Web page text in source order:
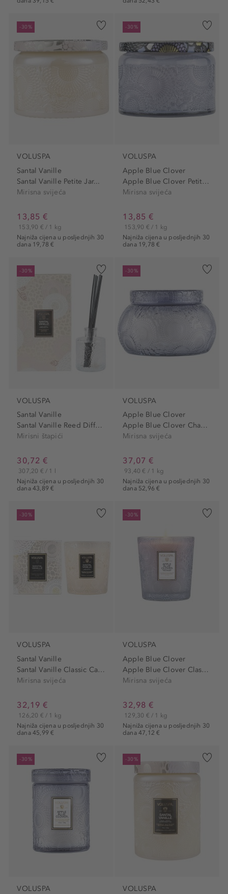
-30%
VOLUSPA
Santal Vanille
Santal Vanille Petite Jar...
Mirisna svijeća
13,85 €
Najniža cijena u posljednjih 30
dana 19,78 €
153,90 € / 1 kg
-30%
VOLUSPA
Apple Blue Clover
Apple Blue Clover Petite...
Mirisna svijeća
13,85 €
Najniža cijena u posljednjih 30
dana 19,78 €
153,90 € / 1 kg
-30%
VOLUSPA
Santal Vanille
Santal Vanille Reed Diffuser
Mirisni štapići
30,72 €
Najniža cijena u posljednjih 30
dana 43,89 €
307,20 € / 1 l
-30%
VOLUSPA
Apple Blue Clover
Apple Blue Clover Chawan...
Mirisna svijeća
37,07 €
Najniža cijena u posljednjih 30
dana 52,96 €
93,40 € / 1 kg
-30%
VOLUSPA
Santal Vanille
Santal Vanille Classic Candle
Mirisna svijeća
32,19 €
Najniža cijena u posljednjih 30
dana 45,99 €
126,20 € / 1 kg
-30%
VOLUSPA
Apple Blue Clover
Apple Blue Clover Classic...
Mirisna svijeća
32,98 €
Najniža cijena u posljednjih 30
dana 47,12 €
129,30 € / 1 kg
-30%
VOLUSPA
-30%
VOLUSPA